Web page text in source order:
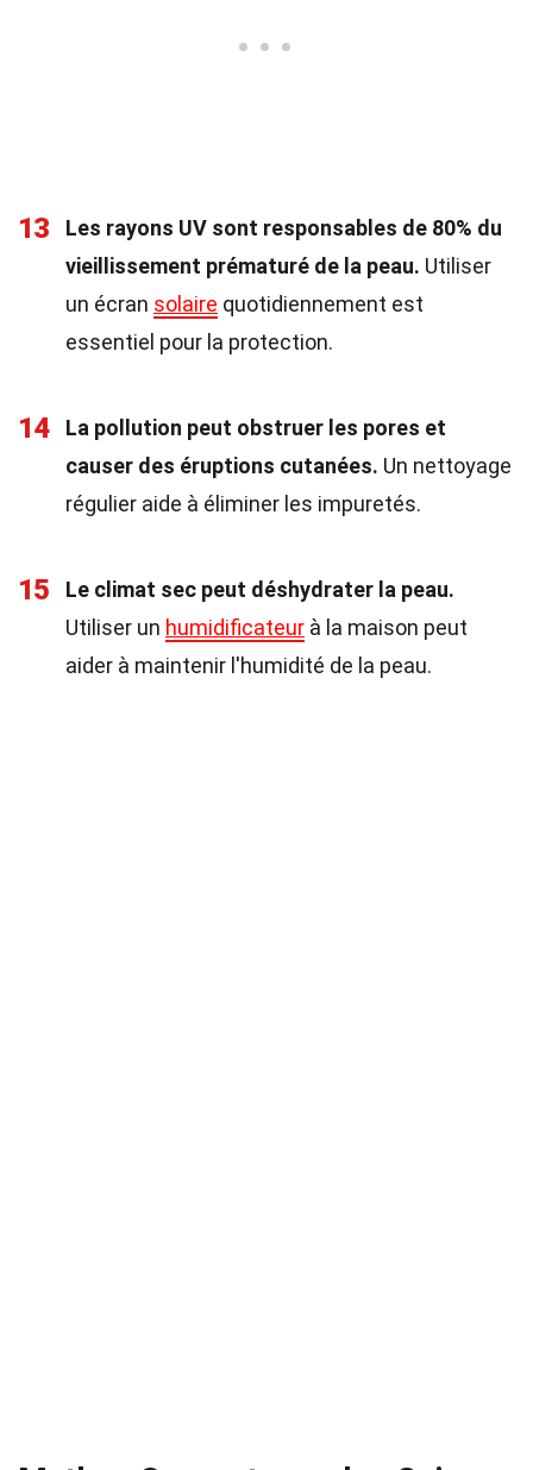
13
Les rayons UV sont responsables de 80% du
vieillissement prématuré de la peau. Utiliser
un écran solaire quotidiennement est
essentiel pour la protection.
14
La pollution peut obstruer les pores et
causer des éruptions cutanées. Un nettoyage
régulier aide à éliminer les impuretés.
15
Le climat sec peut déshydrater la peau.
Utiliser un humidificateur à la maison peut
aider à maintenir l'humidité de la peau.